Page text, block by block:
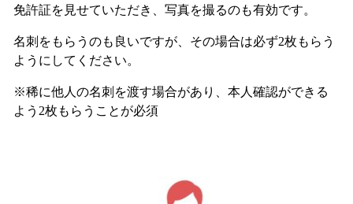
免許証を見せていただき、写真を撮るのも有効です。
名刺をもらうのも良いですが、その場合は必ず2枚もらう
ようにしてください。
※稀に他人の名刺を渡す場合があり、本人確認ができる
よう2枚もらうことが必須